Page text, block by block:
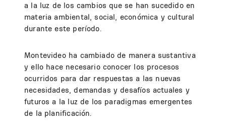
a la luz de los cambios que se han sucedido en
materia ambiental, social, económica y cultural
durante este período.
Montevideo ha cambiado de manera sustantiva
y ello hace necesario conocer los procesos
ocurridos para dar respuestas a las nuevas
necesidades, demandas y desafíos actuales y
futuros a la luz de los paradigmas emergentes
de la planificación.